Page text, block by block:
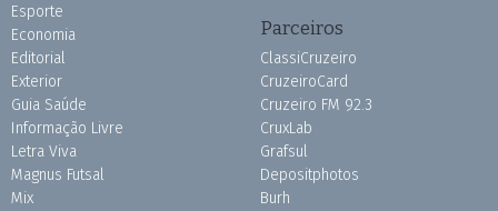
Esporte
Economia
Editorial
Exterior
Guia Saúde
Informação Livre
Letra Viva
Magnus Futsal
Mix
Parceiros
ClassiCruzeiro
CruzeiroCard
Cruzeiro FM 92.3
CruxLab
Grafsul
Depositphotos
Burh